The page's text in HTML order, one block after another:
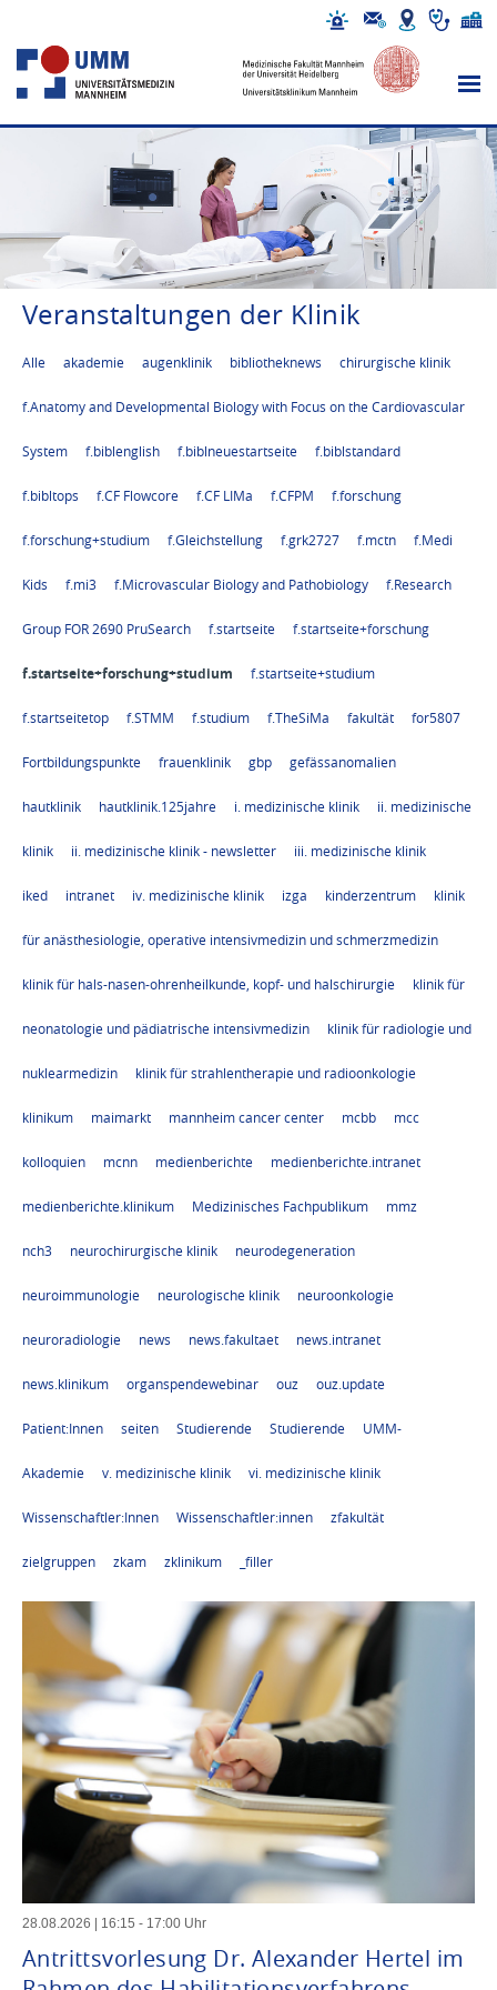
Veranstaltungen der Klinik
Alle akademie augenklinik bibliotheknews chirurgische klinik
f.Anatomy and Developmental Biology with Focus on the Cardiovascular
System f.biblenglish f.biblneuestartseite f.biblstandard
f.bibltops f.CF Flowcore f.CF LIMa f.CFPM f.forschung
f.forschung+studium f.Gleichstellung f.grk2727 f.mctn f.Medi
Kids f.mi3 f.Microvascular Biology and Pathobiology f.Research
Group FOR 2690 PruSearch f.startseite f.startseite+forschung
f.startseite+forschung+studium f.startseite+studium
f.startseitetop f.STMM f.studium f.TheSiMa fakultät for5807
Fortbildungspunkte frauenklinik gbp gefässanomalien
hautklinik hautklinik.125jahre i. medizinische klinik ii. medizinische
klinik ii. medizinische klinik - newsletter iii. medizinische klinik
iked intranet iv. medizinische klinik izga kinderzentrum klinik
für anästhesiologie, operative intensivmedizin und schmerzmedizin
klinik für hals-nasen-ohrenheilkunde, kopf- und halschirurgie klinik für
neonatologie und pädiatrische intensivmedizin klinik für radiologie und
nuklearmedizin klinik für strahlentherapie und radioonkologie
klinikum maimarkt mannheim cancer center mcbb mcc
kolloquien mcnn medienberichte medienberichte.intranet
medienberichte.klinikum Medizinisches Fachpublikum mmz
nch3 neurochirurgische klinik neurodegeneration
neuroimmunologie neurologische klinik neuroonkologie
neuroradiologie news news.fakultaet news.intranet
news.klinikum organspendewebinar ouz ouz.update
Patient:Innen seiten Studierende Studierende UMM-
Akademie v. medizinische klinik vi. medizinische klinik
Wissenschaftler:Innen Wissenschaftler:innen zfakultät
zielgruppen zkam zklinikum _filler
28 08 2026 | 16:15 - 17:00 Uhr
Antrittsvorlesung Dr. Alexander Hertel im